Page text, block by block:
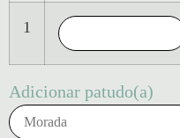
1
Adicionar patudo(a)